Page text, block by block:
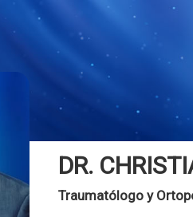
DR.
Traumatólogo y